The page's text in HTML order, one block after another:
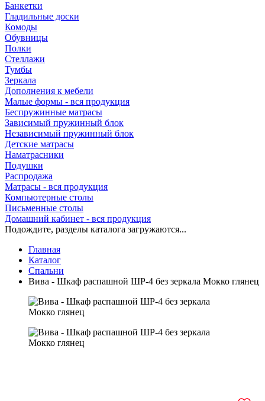
Банкетки
Гладильные доски
Комоды
Обувницы
Полки
Стеллажи
Тумбы
Зеркала
Дополнения к мебели
Малые формы - вся продукция
Беспружинные матрасы
Зависимый пружинный блок
Независимый пружинный блок
Детские матрасы
Наматрасники
Подушки
Распродажа
Матрасы - вся продукция
Компьютерные столы
Письменные столы
Домашний кабинет - вся продукция
Подождите, разделы каталога загружаются...
Главная
Каталог
Спальни
Вива - Шкаф распашной ШР-4 без зеркала Мокко глянец